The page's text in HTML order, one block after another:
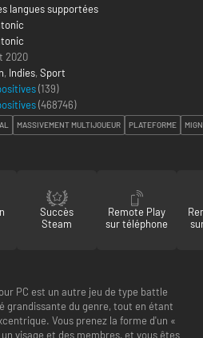
langues supportées
2020
, Indies, Sport
(139)
(468746)
MASSIVEMENT MULTIJOUEUR PLATEFORME
Succès
Steam
Remote Play
sur téléphone
PC est un autre jeu de type battle
grandissante du genre, tout en étant
Vous prenez la forme d'un «
visage et des membres, et vous êtes